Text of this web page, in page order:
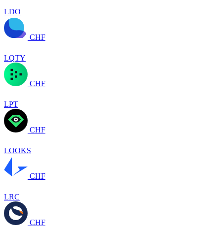
LDO
CHF
LQTY
CHF
LPT
CHF
LOOKS
CHF
LRC
CHF